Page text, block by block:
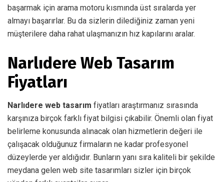
başarmak için arama motoru kısmında üst sıralarda yer
almayı başarırlar. Bu da sizlerin dilediğiniz zaman yeni
müşterilere daha rahat ulaşmanızın hız kapılarını aralar.
Narlıdere Web Tasarım
Fiyatları
Narlıdere web tasarım fiyatları araştırmanız sırasında
karşınıza birçok farklı fiyat bilgisi çıkabilir. Önemli olan fiyat
belirleme konusunda alınacak olan hizmetlerin değeri ile
çalışacak olduğunuz firmaların ne kadar profesyonel
düzeylerde yer aldığıdır. Bunların yanı sıra kaliteli bir şekilde
meydana gelen web site tasarımları sizler için birçok